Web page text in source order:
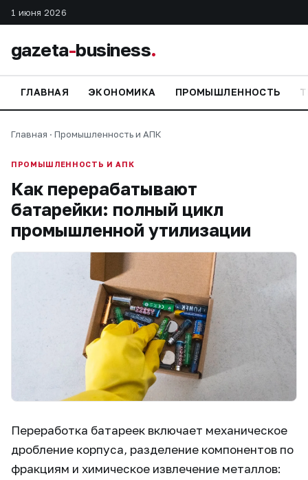
1 июня 2026
gazeta-business.
ГЛАВНАЯ ЭКОНОМИКА ПРОМЫШЛЕННОСТЬ
Главная · Промышленность и АПК
ПРОМЫШЛЕННОСТЬ И АПК
Как перерабатывают
батарейки: полный цикл
промышленной утилизации
Переработка батареек включает механическое
дробление корпуса, разделение компонентов по
фракциям и химическое извлечение металлов: